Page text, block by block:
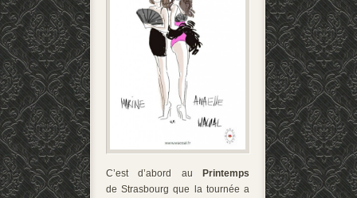
C’est d’abord au Printemps
de Strasbourg que la tournée a